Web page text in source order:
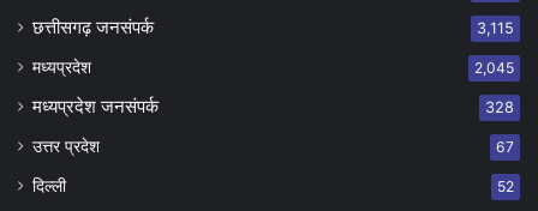
छत्तीसगढ़ जनसंपर्क 3,115
मध्यप्रदेश 2,045
मध्यप्रदेश जनसंपर्क 328
उत्तर प्रदेश 67
दिल्ली 52